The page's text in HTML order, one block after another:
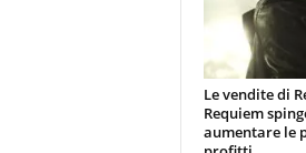
Le vendite di
Requiem
aumentare le